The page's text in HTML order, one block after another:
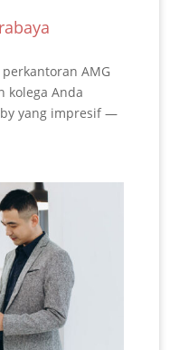
AMG
kolega Anda
yang impresif —